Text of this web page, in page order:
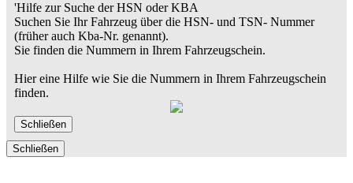
'Hilfe zur Suche der HSN oder KBA
Suchen Sie Ihr Fahrzeug über die HSN- und TSN- Nummer
(früher auch Kba-Nr. genannt).
Sie finden die Nummern in Ihrem Fahrzeugschein.
Hier eine Hilfe wie Sie die Nummern in Ihrem Fahrzeugschein
finden.
Schließen
Schließen